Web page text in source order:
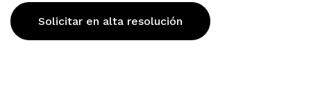
Solicitar en alta resolución